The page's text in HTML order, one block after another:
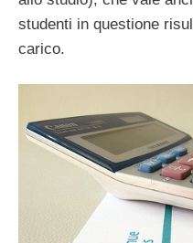
studenti in questione
carico.